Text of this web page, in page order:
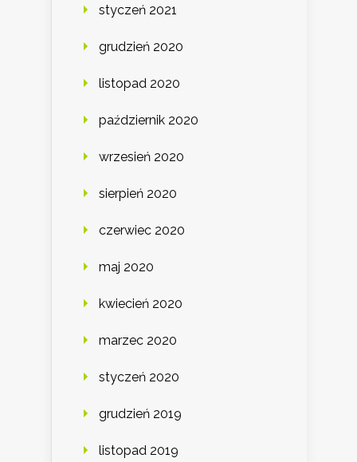
styczeń 2021
grudzień 2020
listopad 2020
październik 2020
wrzesień 2020
sierpień 2020
czerwiec 2020
maj 2020
kwiecień 2020
marzec 2020
styczeń 2020
grudzień 2019
listopad 2019